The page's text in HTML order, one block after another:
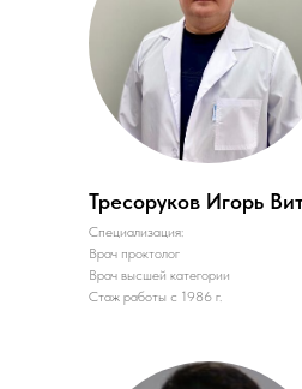
Тресоруков Игорь
Специализация:
Врач проктолог
Врач высшей категории
Стаж работы с 1986 г.